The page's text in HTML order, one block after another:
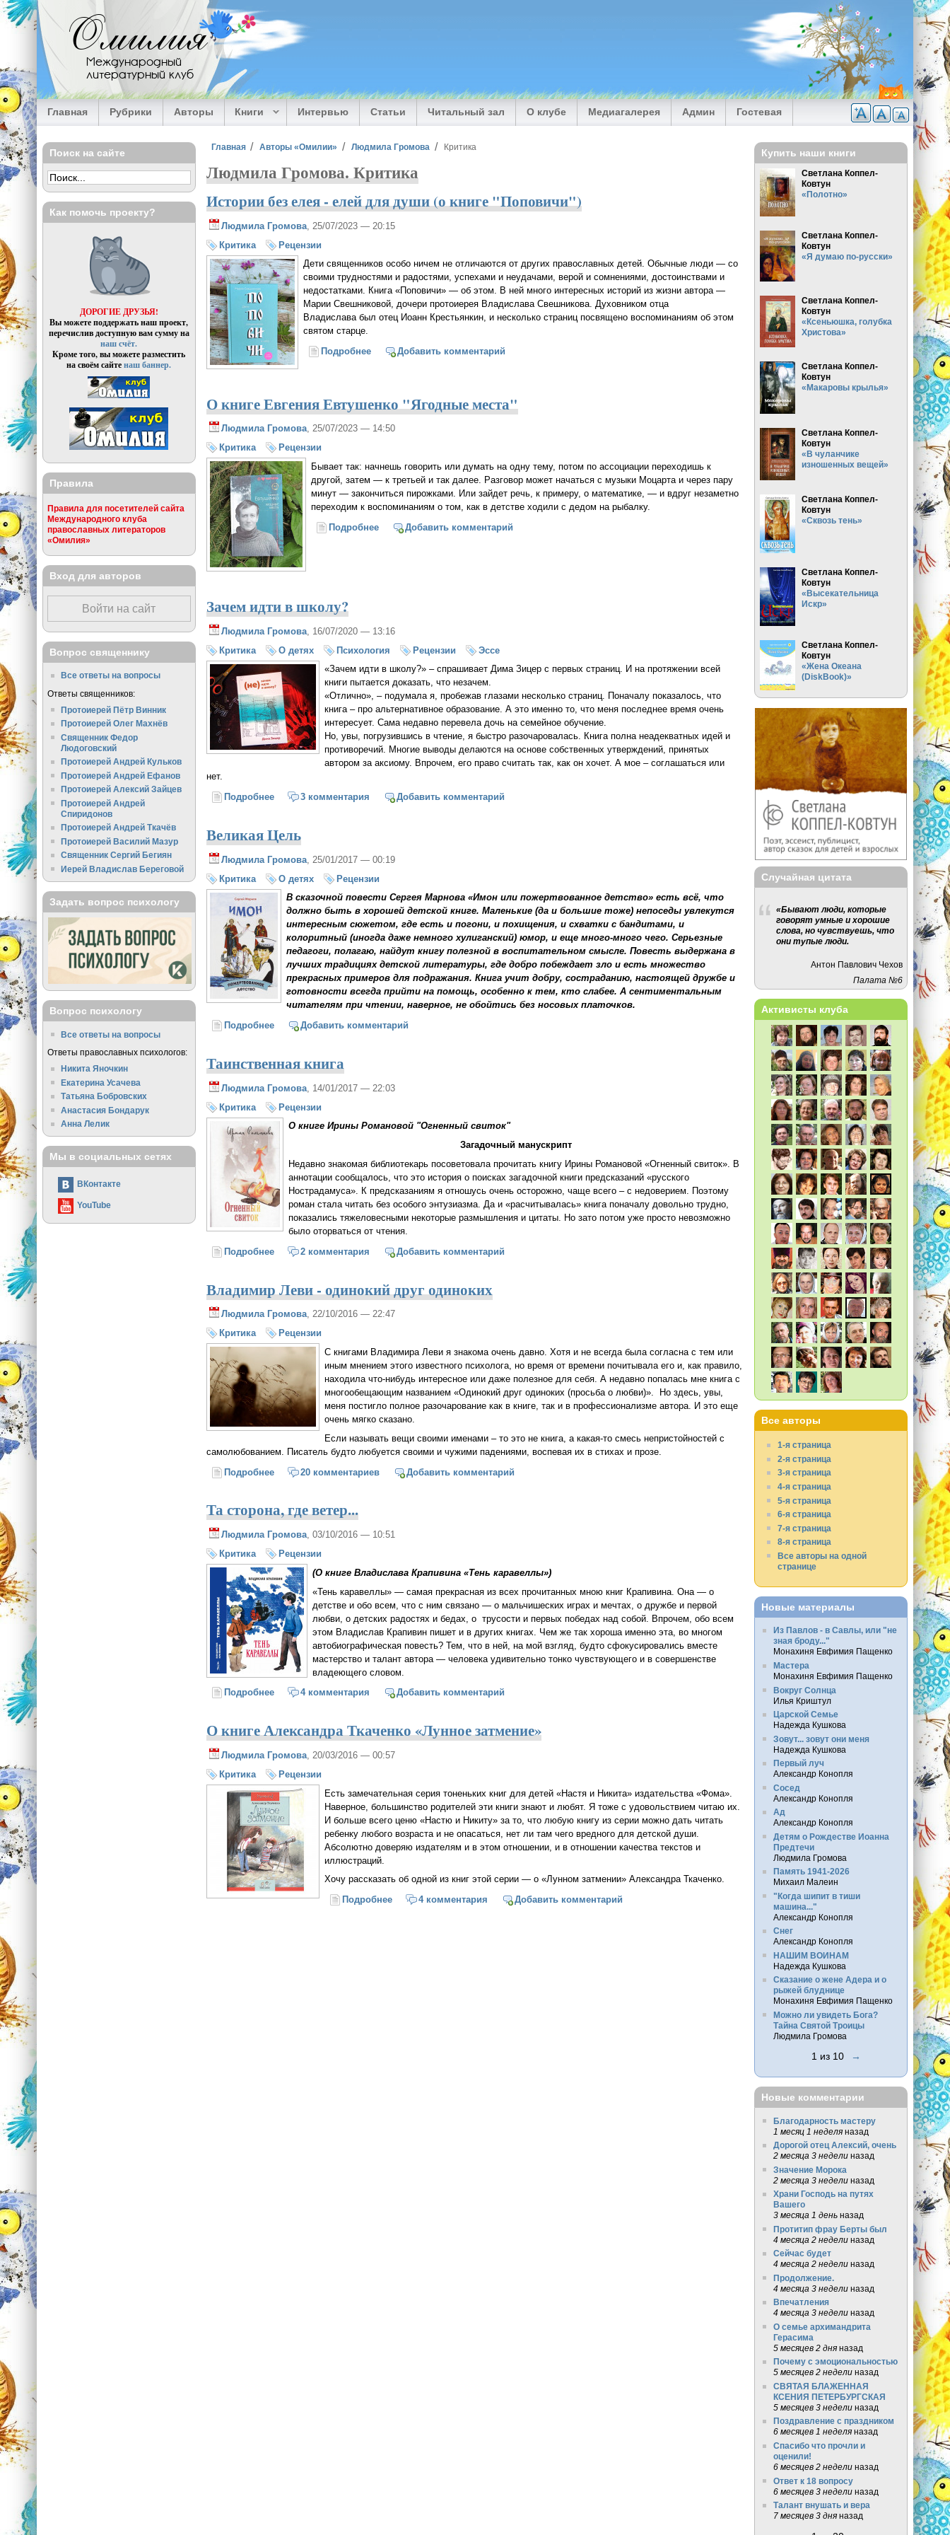
Перейти к основному содержанию
Омилия
Международный
литературный клуб
Главная Рубрики Авторы Книги Интервью Статьи Читальный зал О клубе Медиагалерея Админ Гостевая
Вы здесь
Главная Авторы «Омилии» Людмила Громова Критика
Людмила Громова. Критика
Истории без елея - елей для души (о книге "Поповичи")
Людмила Громова , 25/07/2023 — 20:15
Критика
Рецензии
Дети священников особо ничем не отличаются от других православных детей. Обычные люди ― со
своими трудностями и радостями, успехами и неудачами, верой и сомнениями, достоинствами и
недостатками. Книга «Поповичи» ― об этом. В ней много интересных историй из жизни автора ―
Марии Свешниковой, дочери протоиерея Владислава Свешникова. Духовником отца
Владислава был отец Иоанн Крестьянкин, и несколько страниц посвящено воспоминаниям об этом
святом старце.
Подробнеео Истории без елея - елей для души (о книге "Поповичи")
Добавить комментарий
О книге Евгения Евтушенко "Ягодные места"
Людмила Громова, 25/07/2023 — 14:50
Критика
Рецензии
Бывает так: начнешь говорить или думать на одну тему, потом по ассоциации переходишь к
другой, затем ― к третьей и так далее. Разговор может начаться с музыки Моцарта и через пару
минут ― закончиться пирожками. Или зайдет речь, к примеру, о математике, ― и вдруг незаметно
переходим к воспоминаниям о том, как в детстве ходили с дедом на рыбалку.
Подробнеео О книге Евгения Евтушенко "Ягодные места"
Добавить комментарий
Зачем идти в школу?
Людмила Громова , 16/07/2020 — 13:16
Критика
О детях Психология Рецензии
Эссе
«Зачем идти в школу?» – спрашивает Дима Зицер с первых страниц. И на протяжении всей
книги пытается доказать, что незачем.
«Отлично», – подумала я, пробежав глазами несколько страниц. Поначалу показалось, что
книга – про альтернативное образование. А это именно то, что меня последнее время очень
интересует. Сама недавно перевела дочь на семейное обучение.
Но, увы, погрузившись в чтение, я быстро разочаровалась. Книга полна неадекватных идей и
противоречий. Многие выводы делаются на основе собственных утверждений, принятых
автором за аксиому. Впрочем, его право считать так, как он хочет. А мое – соглашаться или
нет.
Подробнеео Зачем идти в школу?
3 комментария Добавить комментарий
Великая Цель
Людмила Громова , 25/01/2017 — 00:19
Критика
О детях
Рецензии
В сказочной повести Сергея Марнова «Имон или пожертвованное детство» есть всё, что
должно быть в хорошей детской книге. Маленькие (да и большие тоже) непоседы увлекутся
интересным сюжетом, где есть и погони, и похищения, и схватки с бандитами, и
колоритный (иногда даже немного хулиганский) юмор, и еще много-много чего. Серьезные
педагоги, полагаю, найдут книгу полезной в воспитательном смысле. Повесть выдержана в
лучших традициях детской литературы, где добро побеждает зло и есть множество
прекрасных примеров для подражания. Книга учит добру, состраданию, настоящей дружбе и
готовности всегда прийти на помощь, особенно к тем, кто слабее. А сентиментальным
читателям при чтении, наверное, не обойтись без носовых платочков.
Подробнеео Великая Цель
Добавить комментарий
Таинственная книга
Людмила Громова , 14/01/2017 — 22:03
Критика
Рецензии
О книге Ирины Романовой "Огненный свиток"
Загадочный манускрипт
Недавно знакомая библиотекарь посоветовала прочитать книгу Ирины Романовой «Огненный свиток». В
аннотации сообщалось, что это история о поисках загадочной книги предсказаний «русского
Нострадамуса». К предсказаниям я отношусь очень осторожно, чаще всего – с недоверием. Поэтому
роман стала читать без особого энтузиазма. Да и «расчитывалась» книга поначалу довольно трудно,
показались тяжеловесными некоторые размышления и цитаты. Но зато потом уже просто невозможно
было оторваться от чтения.
Подробнеео Таинственная книга
2 комментария Добавить комментарий
Владимир Леви - одинокий друг одиноких
Людмила Громова, 22/10/2016 — 22:47
Критика
Рецензии
С книгами Владимира Леви я знакома очень давно. Хотя и не всегда была согласна с тем или
иным мнением этого известного психолога, но время от времени почитывала его и, как правило,
находила что-нибудь интересное или даже полезное для себя. А недавно попалась мне книга с
многообещающим названием «Одинокий друг одиноких (просьба о любви)». Но здесь, увы,
меня постигло полное разочарование как в книге, так и в профессионализме автора. И это еще
очень мягко сказано.
Если называть вещи своими именами – то это не книга, а какая-то смесь непристойностей с
самолюбованием. Писатель будто любуется своими и чужими падениями, воспевая их в стихах и прозе.
Подробнеео Владимир Леви - одинокий друг одиноких
20 комментариев Добавить комментарий
Та сторона, где ветер...
Людмила Громова, 03/10/2016 — 10:51
Критика
Рецензии
(О книге Владислава Крапивина «Тень каравеллы»)
«Тень каравеллы» — самая прекрасная из всех прочитанных мною книг Крапивина. Она — о
детстве и обо всем, что с ним связано — о мальчишеских играх и мечтах, о дружбе и первой
любви, о детских радостях и бедах, о трусости и первых победах над собой. Впрочем, обо всем
этом Владислав Крапивин пишет и в других книгах. Чем же так хороша именно эта, во многом
автобиографическая повесть? Тем, что в ней, на мой взгляд, будто сфокусировались вместе
мастерство и талант автора — человека удивительно тонко чувствующего и в совершенстве
владеющего словом.
Подробнеео Та сторона, где ветер...
4 комментария Добавить комментарий
О книге Александра Ткаченко «Лунное затмение»
Людмила Громова, 20/03/2016 — 00:57
Критика
Рецензии
Есть замечательная серия тоненьких книг для детей «Настя и Никита» издательства «Фома».
Наверное, большинство родителей эти книги знают и любят. Я тоже с удовольствием читаю их.
И больше всего ценю «Настю и Никиту» за то, что любую книгу из серии можно дать читать
ребенку любого возраста и не опасаться, нет ли там чего вредного для детской души.
Абсолютно доверяю издателям и в этом отношении, и в отношении качества текстов и
иллюстраций.
Хочу рассказать об одной из книг этой серии — о «Лунном затмении» Александра Ткаченко.
Подробнеео О книге Александра Ткаченко «Лунное затмение»
4 комментария Добавить комментарий
Поиск на сайте
Как помочь проекту?
ДОРОГИЕ ДРУЗЬЯ!
Вы можете поддержать наш проект,
перечислив доступную вам сумму на
наш счёт.
Кроме того, вы можете разместить
на своём сайтенаш баннер.
Правила
Правила для посетителей сайта
Международного клуба
православных литераторов
«Омилия»
Вход для авторов
Войти на сайт
Вопрос священнику
Все ответы на вопросы
Ответы священников:
Протоиерей Пётр Винник
Протоиерей Олег Махнёв
Священник Федор
Людоговский
Протоиерей Андрей Кульков
Протоиерей Андрей Ефанов
Протоиерей Алексий Зайцев
Протоиерей Андрей
Спиридонов
Протоиерей Андрей Ткачёв
Протоиерей Василий Мазур
Священник Сергий Бегиян
Иерей Владислав Береговой
Задать вопрос психологу
Вопрос психологу
Все ответы на вопросы
Ответы православных психологов:
Никита Яночкин
Екатерина Усачева
Татьяна Бобровских
Анастасия Бондарук
Анна Лелик
Мы в социальных сетях
ВКонтакте
YouTube
Купить наши книги
Светлана Коппел-
Ковтун
«Полотно»
Светлана Коппел-
Ковтун
«Я думаю по-русски»
Светлана Коппел-
Ковтун
«Ксеньюшка, голубка
Христова»
Светлана Коппел-
Ковтун
«Макаровы крылья»
Светлана Коппел-
Ковтун
«В чуланчике
изношенных вещей»
Светлана Коппел-
Ковтун
«Сквозь тень»
Светлана Коппел-
Ковтун
«Высекательница
Искр»
Светлана Коппел-
Ковтун
«Жена Океана
(DiskBook)»
Случайная цитата
«Бывают люди, которые
говорят умные и хорошие
слова, но чувствуешь, что
они тупые люди.
Антон Павлович Чехов
Палата №6
Активисты клуба
Все авторы
1-я страница
2-я страница
3-я страница
4-я страница
5-я страница
6-я страница
7-я страница
8-я страница
Все авторы на одной
странице
Новые материалы
Из Павлов - в Савлы, или "не
зная броду..."
Монахиня Евфимия Пащенко
Мастера
Монахиня Евфимия Пащенко
Вокруг Солнца
Илья Криштул
Царской Семье
Надежда Кушкова
Зовут... зовут они меня
Надежда Кушкова
Первый луч
Александр Конопля
Сосед
Александр Конопля
Ад
Александр Конопля
Детям о Рождестве Иоанна
Предтечи
Людмила Громова
Память 1941-2026
Михаил Малеин
"Когда шипит в тиши
машина..."
Александр Конопля
Снег
Александр Конопля
НАШИМ ВОИНАМ
Надежда Кушкова
Сказание о жене Адера и о
рыжей блуднице
Монахиня Евфимия Пащенко
Можно ли увидеть Бога?
Тайна Святой Троицы
Людмила Громова
1 из 10 →
Новые комментарии
Благодарность мастеру
1 месяц 1 неделяназад
Дорогой отец Алексий, очень
2 месяца 3 неделиназад
Значение Морока
2 месяца 3 неделиназад
Храни Господь на путях
Вашего
3 месяца 1 деньназад
Протитип фрау Берты был
4 месяца 2 неделиназад
Сейчас будет
4 месяца 2 неделиназад
Продолжение.
4 месяца 3 неделиназад
Впечатления
4 месяца 3 неделиназад
О семье архимандрита
Герасима
5 месяцев 2 дняназад
Почему с эмоциональностью
5 месяцев 2 неделиназад
СВЯТАЯ БЛАЖЕННАЯ
КСЕНИЯ ПЕТЕРБУРГСКАЯ
5 месяцев 3 неделиназад
Поздравление с праздником
6 месяцев 1 неделяназад
Спасибо что прочли и
оценили!
6 месяцев 2 неделиназад
Ответ к 18 вопросу
6 месяцев 3 неделиназад
Талант внушать и вера
7 месяцев 3 дняназад